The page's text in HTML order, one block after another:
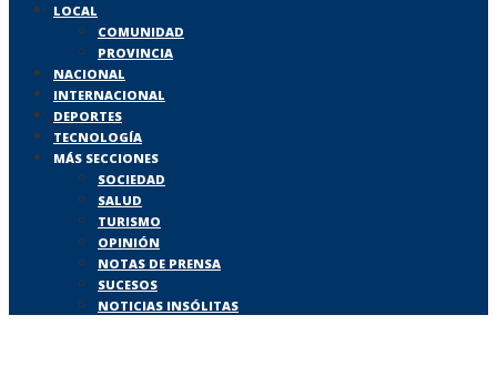
LOCAL
COMUNIDAD
PROVINCIA
NACIONAL
INTERNACIONAL
DEPORTES
TECNOLOGÍA
MÁS SECCIONES
SOCIEDAD
SALUD
TURISMO
OPINIÓN
NOTAS DE PRENSA
SUCESOS
NOTICIAS INSÓLITAS